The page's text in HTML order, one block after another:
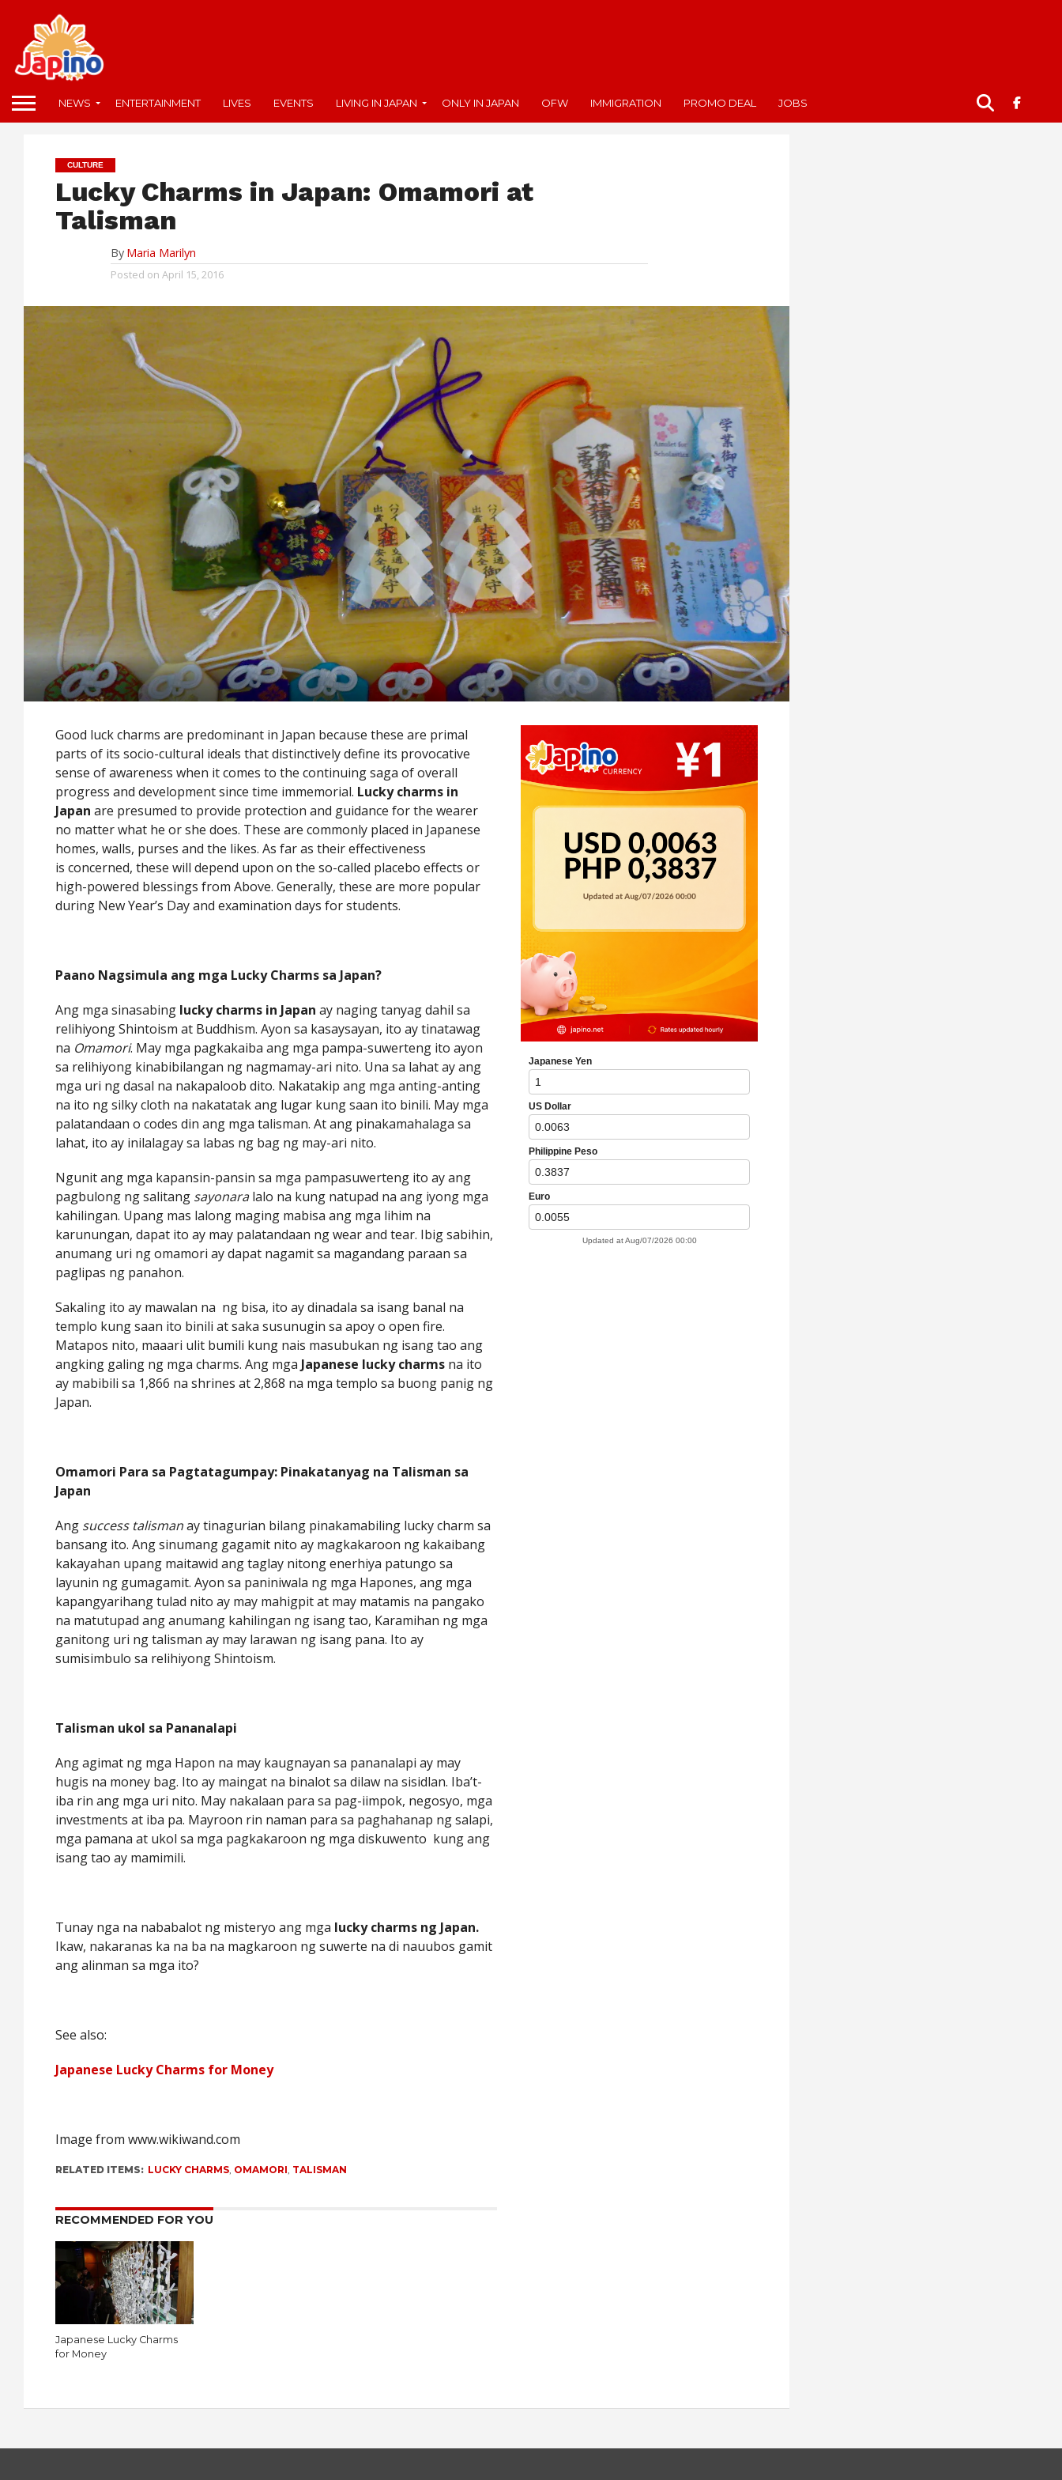
NEWS ENTERTAINMENT LIVES EVENTS LIVING IN JAPAN ONLY IN JAPAN OFW IMMIGRATION PROMO DEAL JOBS
CULTURE
Lucky Charms in Japan: Omamori at
Talisman
By Maria Marilyn
Posted on April 15, 2016
Good luck charms are predominant in Japan because these are primal
parts of its socio-cultural ideals that distinctively define its provocative
sense of awareness when it comes to the continuing saga of overall
progress and development since time immemorial. Lucky charms in
Japanare presumed to provide protection and guidance for the wearer
no matter what he or she does. These are commonly placed in Japanese
homes, walls, purses and the likes. As far as their effectiveness
is concerned, these will depend upon on the so-called placebo effects or
high-powered blessings from Above. Generally, these are more popular
during New Year’s Day and examination days for students.
Paano Nagsimula ang mga Lucky Charms sa Japan?
Ang mga sinasabing lucky charms in Japanay naging tanyag dahil sa
relihiyong Shintoism at Buddhism. Ayon sa kasaysayan, ito ay tinatawag
na Omamori. May mga pagkakaiba ang mga pampa-suwerteng ito ayon
sa relihiyong kinabibilangan ng nagmamay-ari nito. Una sa lahat ay ang
mga uri ng dasal na nakapaloob dito. Nakatakip ang mga anting-anting
na ito ng silky cloth na nakatatak ang lugar kung saan ito binili. May mga
palatandaan o codes din ang mga talisman. At ang pinakamahalaga sa
lahat, ito ay inilalagay sa labas ng bag ng may-ari nito.
Ngunit ang mga kapansin-pansin sa mga pampasuwerteng ito ay ang
pagbulong ng salitang sayonaralalo na kung natupad na ang iyong mga
kahilingan. Upang mas lalong maging mabisa ang mga lihim na
karunungan, dapat ito ay may palatandaan ng wear and tear. Ibig sabihin,
anumang uri ng omamori ay dapat nagamit sa magandang paraan sa
paglipas ng panahon.
Sakaling ito ay mawalan na ng bisa, ito ay dinadala sa isang banal na
templo kung saan ito binili at saka susunugin sa apoy o open fire.
Matapos nito, maaari ulit bumili kung nais masubukan ng isang tao ang
angking galing ng mga charms. Ang mga Japanese lucky charms na ito
ay mabibili sa 1,866 na shrines at 2,868 na mga templo sa buong panig ng
Japan.
Omamori Para sa Pagtatagumpay: Pinakatanyag na Talisman sa
Japan
Ang success talismanay tinagurian bilang pinakamabiling lucky charm sa
bansang ito. Ang sinumang gagamit nito ay magkakaroon ng kakaibang
kakayahan upang maitawid ang taglay nitong enerhiya patungo sa
layunin ng gumagamit. Ayon sa paniniwala ng mga Hapones, ang mga
kapangyarihang tulad nito ay may mahigpit at may matamis na pangako
na matutupad ang anumang kahilingan ng isang tao, Karamihan ng mga
ganitong uri ng talisman ay may larawan ng isang pana. Ito ay
sumisimbulo sa relihiyong Shintoism.
Talisman ukol sa Pananalapi
Ang agimat ng mga Hapon na may kaugnayan sa pananalapi ay may
hugis na money bag. Ito ay maingat na binalot sa dilaw na sisidlan. Iba’t-
iba rin ang mga uri nito. May nakalaan para sa pag-iimpok, negosyo, mga
investments at iba pa. Mayroon rin naman para sa paghahanap ng salapi,
mga pamana at ukol sa mga pagkakaroon ng mga diskuwento kung ang
isang tao ay mamimili.
Tunay nga na nababalot ng misteryo ang mga lucky charms ng Japan.
Ikaw, nakaranas ka na ba na magkaroon ng suwerte na di nauubos gamit
ang alinman sa mga ito?
See also:
Japanese Lucky Charms for Money
Image from www.wikiwand.com
RELATED ITEMS: LUCKY CHARMS, OMAMORI, TALISMAN
RECOMMENDED FOR YOU
Japanese Lucky Charms
for Money